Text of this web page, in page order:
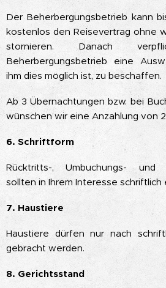
Der Beherbergungsbetrieb kann
kostenlos den Reisevertrag ohne
stornieren. Danach
Beherbergungsbetrieb eine
ihm dies möglich ist, zu beschaffen.
Ab 3 Übernachtungen bzw. bei
wünschen wir eine Anzahlung von
6. Schriftform
Rücktritts-, Umbuchungs- und
sollten in Ihrem Interesse schriftlich
7. Haustiere
Haustiere dürfen nur nach
gebracht werden.
8. Gerichtsstand